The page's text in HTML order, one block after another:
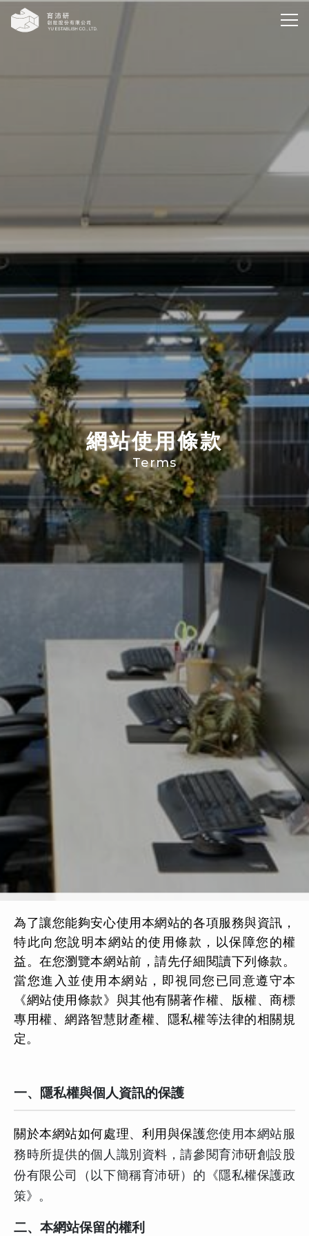
網站使用條款
Terms
為了讓您能夠安心使用本網站的各項服務與資訊，
特此向您說明本網站的使用條款，以保障您的權
益。在您瀏覽本網站前，請先仔細閱讀下列條款。
當您進入並使用本網站，即視同您已同意遵守本
《網站使用條款》與其他有關著作權、版權、商標
專用權、網路智慧財產權、隱私權等法律的相關規
定。
一、隱私權與個人資訊的保護
關於本網站如何處理、利用與保護您使用本網站服
務時所提供的個人識別資料，請參閱育沛研創設股
份有限公司（以下簡稱育沛研）的《隱私權保護政
策》。
二、本網站保留的權利